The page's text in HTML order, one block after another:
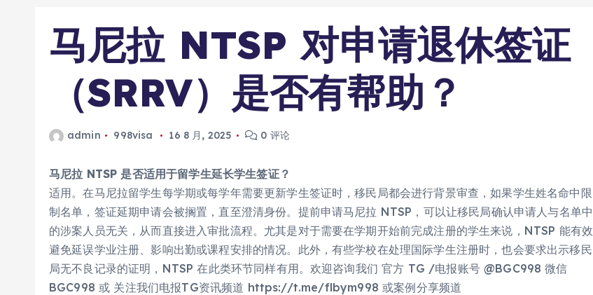
马尼拉 NTSP 对申请退休签证
（SRRV）是否有帮助？
admin 998visa 16 8 月, 2025 0 评论
马尼拉 NTSP 是否适用于留学生延长学生签证？
适用。在马尼拉留学生每学期或每学年需要更新学生签证时，移民局都会进行背景审查，如果学生姓名命中限
制名单，签证延期申请会被搁置，直至澄清身份。提前申请马尼拉 NTSP，可以让移民局确认申请人与名单中
的涉案人员无关，从而直接进入审批流程。尤其是对于需要在学期开始前完成注册的学生来说，NTSP 能有效
避免延误学业注册、影响出勤或课程安排的情况。此外，有些学校在处理国际学生注册时，也会要求出示移民
局无不良记录的证明，NTSP 在此类环节同样有用。欢迎咨询我们 官方 TG /电报账号 @BGC998 微信
BGC998 或 关注我们电报TG资讯频道 https://t.me/flbym998 或案例分享频道